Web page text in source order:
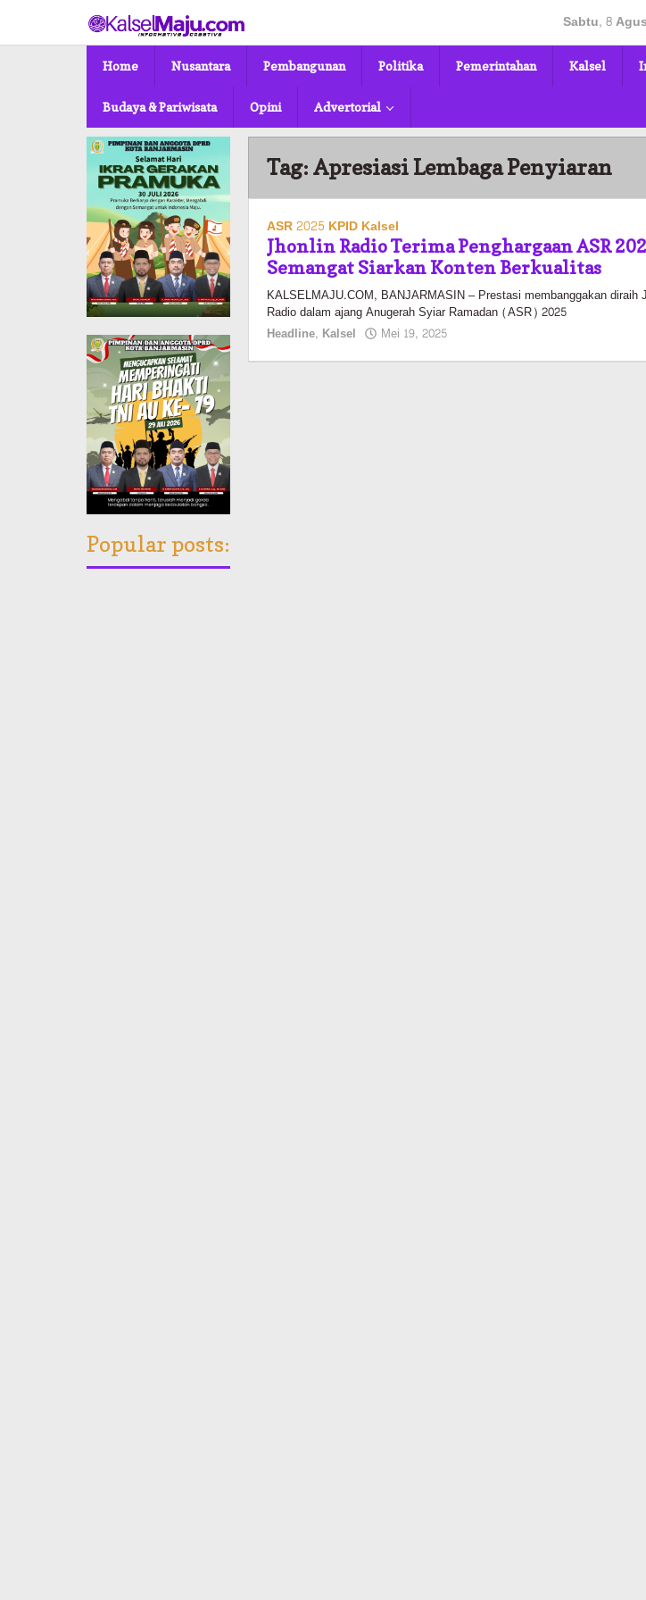
konten
Sabtu, 8
Home Nusantara Pembangunan Politika Pemerintahan Kalsel
Budaya & Pariwisata Opini Advertorial
Popular posts:
Tag:Apresiasi Lembaga Penyiaran
ASR 2025 KPID Kalsel
Jhonlin Radio Terima Penghargaan ASR
Semangat Siarkan Konten Berkualitas
KALSELMAJU.COM, BANJARMASIN – Prestasi membanggakan diraih
Radio dalam ajang Anugerah Syiar Ramadan (ASR) 2025
Headline, Kalsel Mei 19, 2025